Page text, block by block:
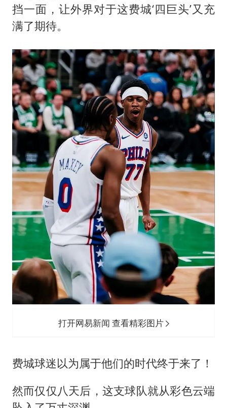
挡一面，让外界对于这费城‘四巨头’又充
满了期待。
打开网易新闻 查看精彩图片
费城球迷以为属于他们的时代终于来了！
然而仅仅八天后，这支球队就从彩色云端